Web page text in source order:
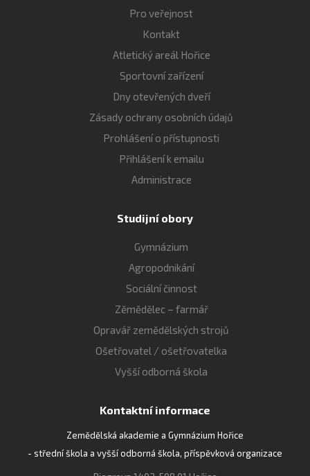
Pro veřejnost
Kontakt
Atletický areál Hořice
Sportovní zařízení
Dny otevřených dveří
Zásady ochrany osobních údajů
Prohlášení o přístupnosti
Přihlášení k emailu
Administrace
Studijní obory
Gymnázium
Agropodnikání
Sociální činnost
Zěmědělec – farmář
Opravář zemědělských strojů
Ošetřovatel / ošetřovatelka
Vyšší odborná škola
Kontaktní informace
Zemědělská akademie a Gymnázium Hořice
- střední škola a vyšší odborná škola, příspěvková organizace